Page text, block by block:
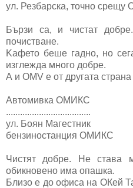
ул. Резбарска, точно срещу
Бързи са, и чистат
почистване.
Kафето беше гадно, но
изглежда много добре.
А и OMV е от другата
Автомивка ОМИКС
....................................
ул. Боян Магестник
бензиностанция ОМИКС
Чистят добре. Не става
обикновено има опашка.
Близо е до офиса на ОКей